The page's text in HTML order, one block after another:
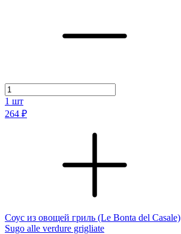
1 шт
264 ₽
Соус из овощей гриль (Le Bonta del Casale)
Sugo alle verdure grigliate